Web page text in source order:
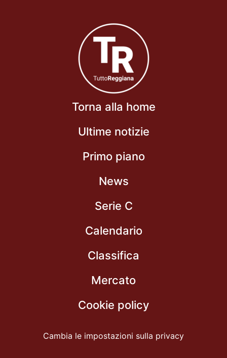
Torna alla home
Ultime notizie
Primo piano
News
Serie C
Calendario
Classifica
Mercato
Cookie policy
Cambia le impostazioni sulla privacy